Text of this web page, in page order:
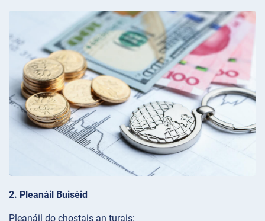
2. Pleanáil Buiséid
Pleanáil do chostais an turais: